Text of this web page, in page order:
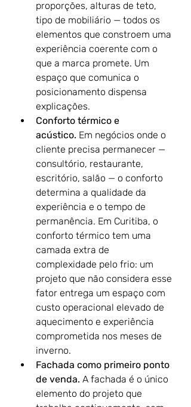
proporções, alturas de teto,
tipo de mobiliário — todos os
elementos que constroem uma
experiência coerente com o
que a marca promete. Um
espaço que comunica o
posicionamento dispensa
explicações.
Conforto térmico e
acústico. Em negócios onde o
cliente precisa permanecer —
consultório, restaurante,
escritório, salão — o conforto
determina a qualidade da
experiência e o tempo de
permanência. Em Curitiba, o
conforto térmico tem uma
camada extra de
complexidade pelo frio: um
projeto que não considera esse
fator entrega um espaço com
custo operacional elevado de
aquecimento e experiência
comprometida nos meses de
inverno.
Fachada como primeiro ponto
de venda. A fachada é o único
elemento do projeto que